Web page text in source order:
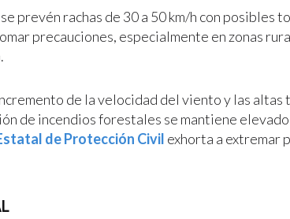
prevén rachas de 30 a 50 km/h con posibles
precauciones, especialmente en zonas
de la velocidad del viento y las altas
de incendios forestales se mantiene
de Protección Civil exhorta a extremar